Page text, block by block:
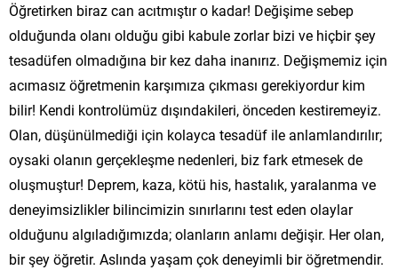
Öğretirken biraz can acıtmıştır o kadar! Değişime sebep
olduğunda olanı olduğu gibi kabule zorlar bizi ve hiçbir şey
tesadüfen olmadığına bir kez daha inanırız. Değişmemiz için
acımasız öğretmenin karşımıza çıkması gerekiyordur kim
bilir! Kendi kontrolümüz dışındakileri, önceden kestiremeyiz.
Olan, düşünülmediği için kolayca tesadüf ile anlamlandırılır;
oysaki olanın gerçekleşme nedenleri, biz fark etmesek de
oluşmuştur! Deprem, kaza, kötü his, hastalık, yaralanma ve
deneyimsizlikler bilincimizin sınırlarını test eden olaylar
olduğunu algıladığımızda; olanların anlamı değişir. Her olan,
bir şey öğretir. Aslında yaşam çok deneyimli bir öğretmendir.